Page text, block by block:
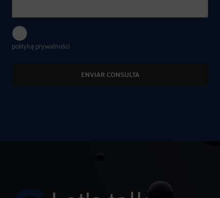
polityką prywatności